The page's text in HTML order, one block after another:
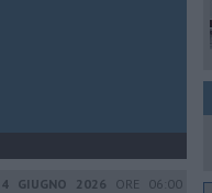
GIUGNO 2026 ORE 06:00